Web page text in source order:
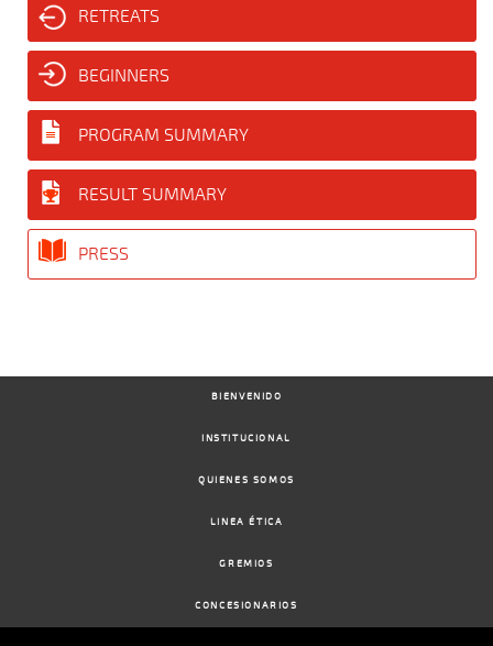
RETREATS
BEGINNERS
PROGRAM SUMMARY
RESULT SUMMARY
PRESS
BIENVENIDO
INSTITUCIONAL
QUIENES SOMOS
LINEA ÉTICA
GREMIOS
CONCESIONARIOS